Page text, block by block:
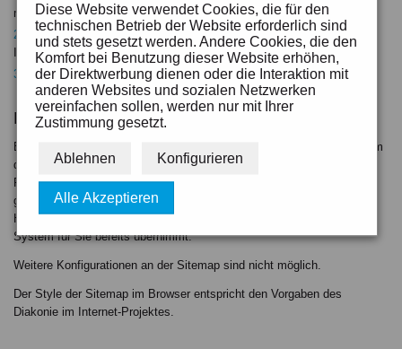
möchten.
Ordnen Sie die Funktion SITEMAP (zu finden unter Funktionen >
Inhaltsbereich) diesem Ordner zu.
Speichern, veröffentlichen, fertig.
Hinweise
Beachten Sie, dass es sich bei dieser Ausgabe einer Sitemap nicht um
die XML-basierte Sitemap handelt, die durch VIO.Matrix für jedes
Projekt automatisch generiert wird. Eine XML-Sitemap wiederum wird
genutzt um eine Webseite bei Suchmaschinen direkt anzumelden.
Hierauf müssen Sie als Redakteur jedoch nicht achten, da dies das
System für Sie bereits übernimmt.
Weitere Konfigurationen an der Sitemap sind nicht möglich.
Der Style der Sitemap im Browser entspricht den Vorgaben des
Diakonie im Internet-Projektes.
Diese Website verwendet Cookies, die für den
technischen Betrieb der Website erforderlich sind
und stets gesetzt werden. Andere Cookies, die den
Komfort bei Benutzung dieser Website erhöhen,
der Direktwerbung dienen oder die Interaktion mit
anderen Websites und sozialen Netzwerken
vereinfachen sollen, werden nur mit Ihrer
Zustimmung gesetzt.
Ablehnen Konfigurieren
Alle Akzeptieren